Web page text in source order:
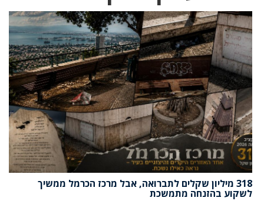
318 מיליון שקלים לתברואה, אבל מרכז הכרמל ממשיך
לשקוע בהזנחה מתמשכת